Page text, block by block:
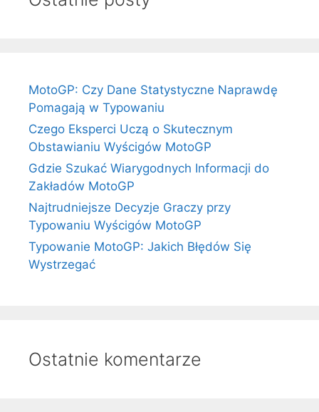
MotoGP: Czy Dane Statystyczne Naprawdę
Pomagają w Typowaniu
Czego Eksperci Uczą o Skutecznym
Obstawianiu Wyścigów MotoGP
Gdzie Szukać Wiarygodnych Informacji do
Zakładów MotoGP
Najtrudniejsze Decyzje Graczy przy
Typowaniu Wyścigów MotoGP
Typowanie MotoGP: Jakich Błędów Się
Wystrzegać
Ostatnie komentarze